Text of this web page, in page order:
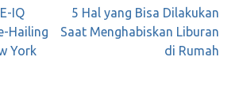
IQ
Hailing
York
5 Hal yang Bisa Dilakukan
Saat Menghabiskan Liburan
di Rumah